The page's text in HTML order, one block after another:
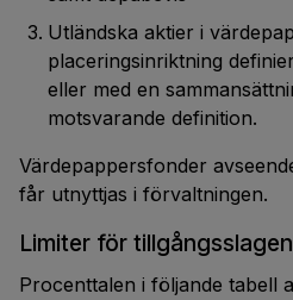
Utländska aktier i
placeringsinriktning
eller med en
motsvarande definition.
Värdepappersfonder
får utnyttjas i förvaltningen.
Limiter för tillgångsslagen
Procenttalen i följande tabell